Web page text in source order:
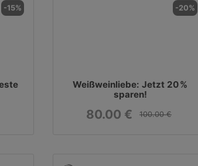
-15% -20%
Weißweinliebe: Jetzt 20 %
sparen!
80.00 € 100.00 €